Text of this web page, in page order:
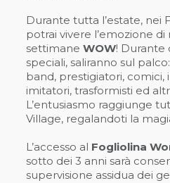
Durante tutta l’estate, nei
potrai vivere l’emozione
settimaneWOW! Durante
speciali, saliranno sul
band, prestigiatori, comici,
imitatori, trasformisti ed
L’entusiasmo raggiunge
Village, regalandoti la
L’accesso al Fogliolina
sotto dei 3 anni sarà
supervisione assidua dei